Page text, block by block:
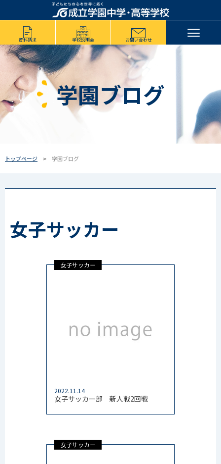
資料請求 学校説明会 お問い合わせ
学園ブログ
トップページ 学園ブログ
女子サッカー
女子サッカー
2022.11.14
女子サッカー部 新人戦2回戦
女子サッカー